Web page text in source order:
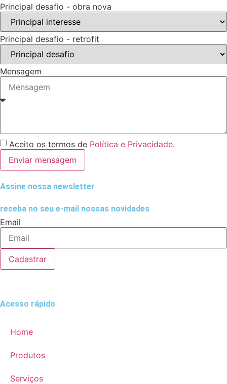
Principal desafio - obra nova
Principal desafio - retrofit
Mensagem
Aceito os termos de Política e Privacidade.
Enviar mensagem
Assine nossa newsletter
receba no seu e-mail nossas novidades
Email
Cadastrar
Acesso rápido
Home
Produtos
Serviços